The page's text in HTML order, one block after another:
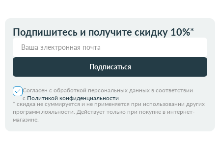
Подпишитесь и получите скидку 10%*
Подписаться
Согласен с обработкой персональных данных в соответствии
с Политикой конфиденциальности
* скидка не суммируется и не применяется при использовании других
программ лояльности. Действует только при покупке в интернет-
магазине.